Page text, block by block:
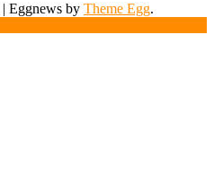
| Eggnews by Theme Egg.